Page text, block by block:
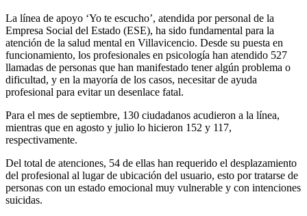
La línea de apoyo ‘Yo te escucho’, atendida por personal de la
Empresa Social del Estado (ESE), ha sido fundamental para la
atención de la salud mental en Villavicencio. Desde su puesta en
funcionamiento, los profesionales en psicología han atendido 527
llamadas de personas que han manifestado tener algún problema o
dificultad, y en la mayoría de los casos, necesitar de ayuda
profesional para evitar un desenlace fatal.
Para el mes de septiembre, 130 ciudadanos acudieron a la línea,
mientras que en agosto y julio lo hicieron 152 y 117,
respectivamente.
Del total de atenciones, 54 de ellas han requerido el desplazamiento
del profesional al lugar de ubicación del usuario, esto por tratarse de
personas con un estado emocional muy vulnerable y con intenciones
suicidas.